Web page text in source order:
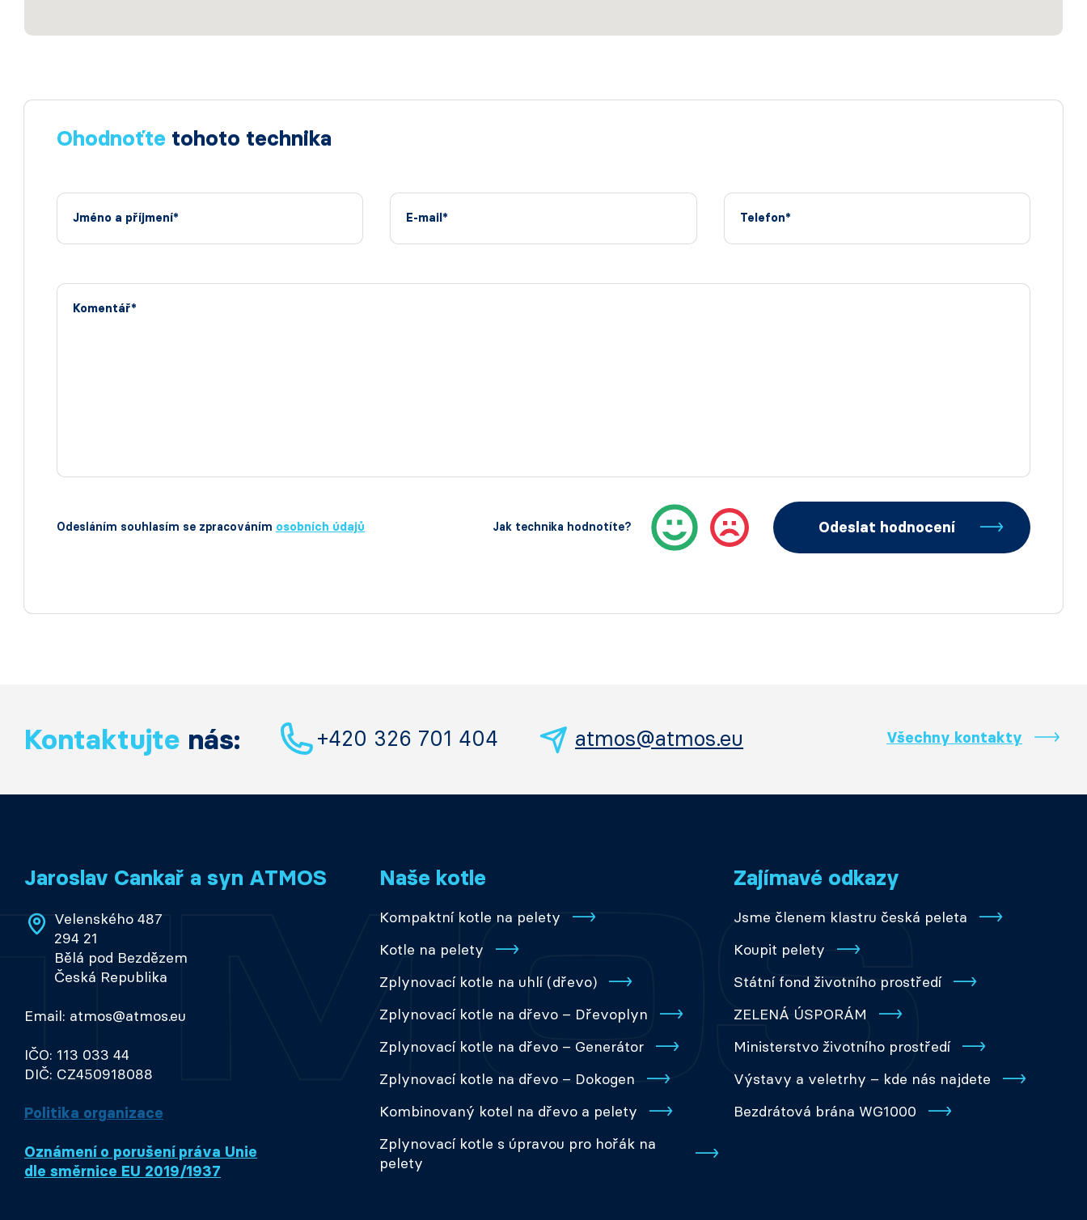
Ohodnoťte tohoto technika
Jméno a příjmení* E-mail* Telefon*
Komentář*
Odesláním souhlasím se zpracováním osobních údajů Jak technika hodnotíte? Odeslat hodnocení
Kontaktujte nás: +420 326 701 404 atmos@atmos.eu Všechny kontakty
Jaroslav Cankař a syn ATMOS
Velenského 487
294 21
Bělá pod Bezdězem
Česká Republika
Email: atmos@atmos.eu
IČO: 113 033 44
DIČ: CZ450918088
Politika organizace
Oznámení o porušení práva Unie
dle směrnice EU 2019/1937
Naše kotle
Kompaktní kotle na pelety
Kotle na pelety
Zplynovací kotle na uhlí (dřevo)
Zplynovací kotle na dřevo – Dřevoplyn
Zplynovací kotle na dřevo – Generátor
Zplynovací kotle na dřevo – Dokogen
Kombinovaný kotel na dřevo a pelety
Zplynovací kotle s úpravou pro hořák na
pelety
Zajímavé odkazy
Jsme členem klastru česká peleta
Koupit pelety
Státní fond životního prostředí
ZELENÁ ÚSPORÁM
Ministerstvo životního prostředí
Výstavy a veletrhy – kde nás najdete
Bezdrátová brána WG1000